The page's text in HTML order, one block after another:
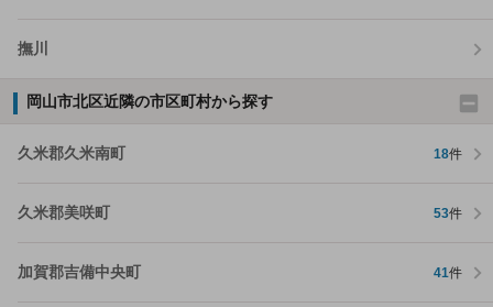
撫川
岡山市北区近隣の市区町村から探す
久米郡久米南町 18件
久米郡美咲町 53件
加賀郡吉備中央町 41件